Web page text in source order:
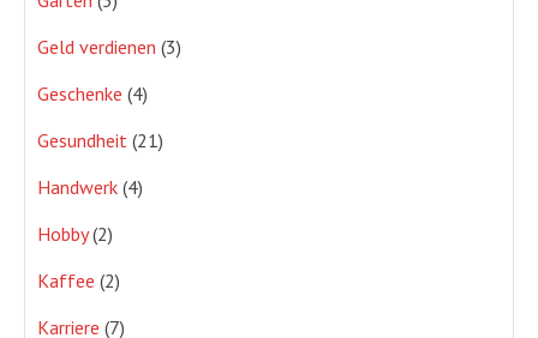
Geld verdienen (3)
Geschenke (4)
Gesundheit (21)
Handwerk (4)
Hobby(2)
Kaffee (2)
Karriere (7)